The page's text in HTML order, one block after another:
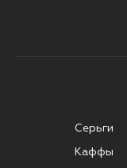
Серьги
Каффы